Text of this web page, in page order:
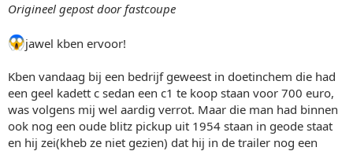
Origineel gepost door fastcoupe
jawel kben ervoor!
Kben vandaag bij een bedrijf geweest in doetinchem die had
een geel kadett c sedan een c1 te koop staan voor 700 euro,
was volgens mij wel aardig verrot. Maar die man had binnen
ook nog een oude blitz pickup uit 1954 staan in geode staat
en hij zei(kheb ze niet gezien) dat hij in de trailer nog een